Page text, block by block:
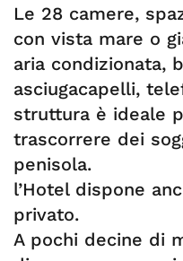
Le 28 camere,
con vista mare o
aria condizionata,
asciugacapelli,
struttura è ideale
trascorrere dei
penisola.
l’Hotel dispone
privato.
A pochi decine di